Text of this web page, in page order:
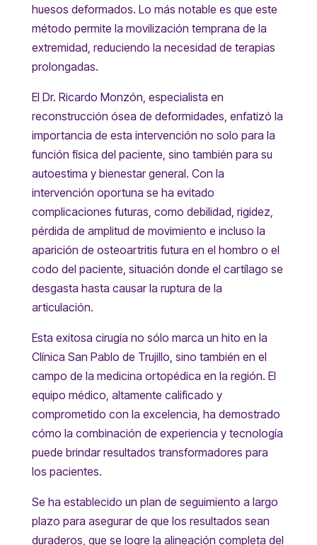
huesos deformados. Lo más notable es que este
método permite la movilización temprana de la
extremidad, reduciendo la necesidad de terapias
prolongadas.
El Dr. Ricardo Monzón, especialista en
reconstrucción ósea de deformidades, enfatizó la
importancia de esta intervención no solo para la
función física del paciente, sino también para su
autoestima y bienestar general. Con la
intervención oportuna se ha evitado
complicaciones futuras, como debilidad, rigidez,
pérdida de amplitud de movimiento e incluso la
aparición de osteoartritis futura en el hombro o el
codo del paciente, situación donde el cartílago se
desgasta hasta causar la ruptura de la
articulación.
Esta exitosa cirugía no sólo marca un hito en la
Clínica San Pablo de Trujillo, sino también en el
campo de la medicina ortopédica en la región. El
equipo médico, altamente calificado y
comprometido con la excelencia, ha demostrado
cómo la combinación de experiencia y tecnología
puede brindar resultados transformadores para
los pacientes.
Se ha establecido un plan de seguimiento a largo
plazo para asegurar de que los resultados sean
duraderos, que se logre la alineación completa del